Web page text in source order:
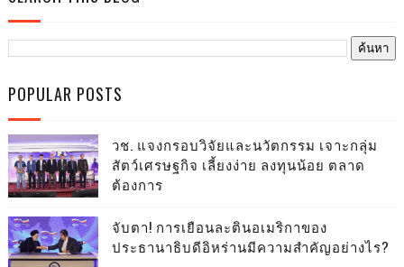
POPULAR POSTS
วช. แจงกรอบวิจัยและนวัตกรรม เจาะกลุ่ม
สัตว์เศรษฐกิจ เลี้ยงง่าย ลงทุนน้อย ตลาด
ต้องการ
จับตา! การเยือนละตินอเมริกาของ
ประธานาธิบดีอิหร่านมีความสำคัญอย่างไร?